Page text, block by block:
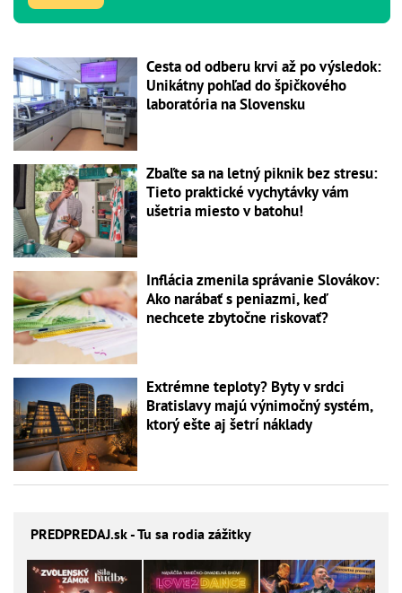
Cesta od odberu krvi až po výsledok:
Unikátny pohľad do špičkového
laboratória na Slovensku
Zbaľte sa na letný piknik bez stresu:
Tieto praktické vychytávky vám
ušetria miesto v batohu!
Inflácia zmenila správanie Slovákov:
Ako narábať s peniazmi, keď
nechcete zbytočne riskovať?
Extrémne teploty? Byty v srdci
Bratislavy majú výnimočný systém,
ktorý ešte aj šetrí náklady
PREDPREDAJ.sk - Tu sa rodia zážitky